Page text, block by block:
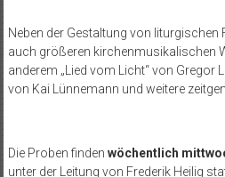
Neben der Gestaltung von liturgischen
auch größeren kirchenmusikalischen
anderem „Lied vom Licht“ von Gregor
von Kai Lünnemann und weitere
Die Proben finden wöchentlich
unter der Leitung von Frederik Heilig